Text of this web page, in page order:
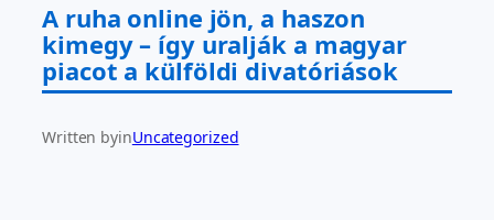
A ruha online jön, a haszon
kimegy – így uralják a magyar
piacot a külföldi divatóriások
Written byinUncategorized